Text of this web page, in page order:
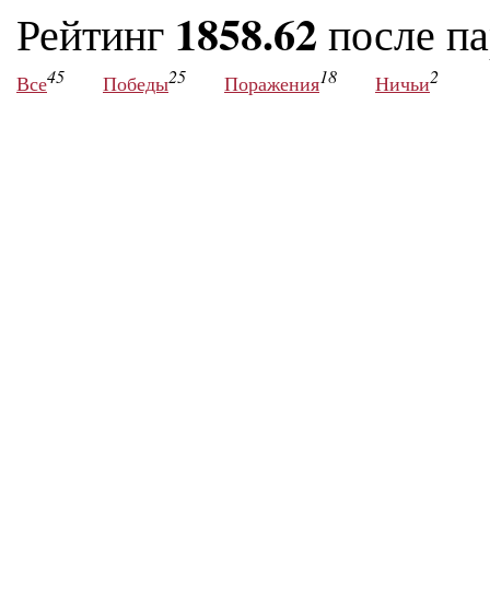
Рейтинг 1858.62 после
Все45 Победы25 Поражения18 Ничьи2